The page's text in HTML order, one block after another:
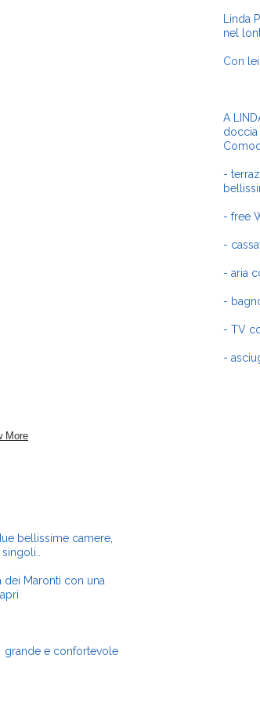
More
Linda
nel
Con
A
doccia
-
- free
-
- aria
-
- TV
-
bellissime camere,
dei Maronti con una
e confortevole